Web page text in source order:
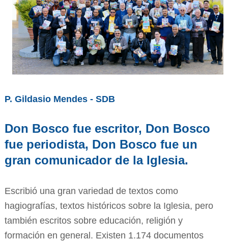
P. Gildasio Mendes - SDB
Don Bosco fue escritor, Don Bosco
fue periodista, Don Bosco fue un
gran comunicador de la Iglesia.
Escribió una gran variedad de textos como
hagiografías, textos históricos sobre la Iglesia, pero
también escritos sobre educación, religión y
formación en general. Existen 1.174 documentos